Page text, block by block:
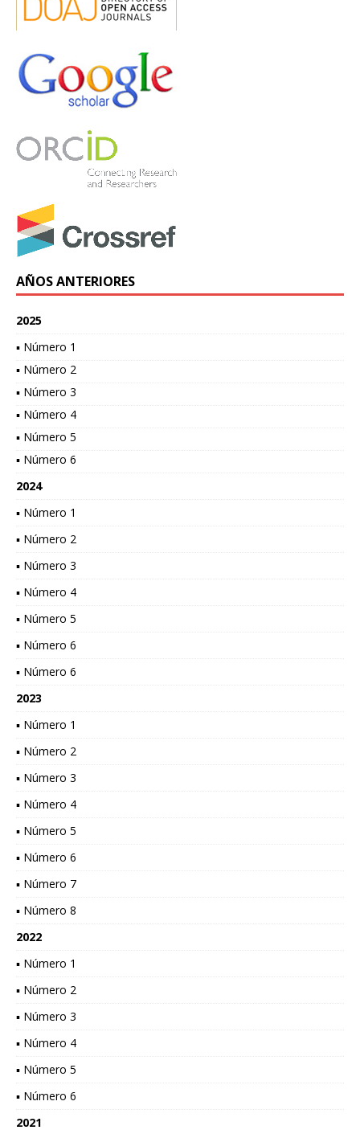
AÑOS ANTERIORES
2025
▪ Número 1
▪ Número 2
▪ Número 3
▪ Número 4
▪ Número 5
▪ Número 6
2024
▪ Número 1
▪ Número 2
▪ Número 3
▪ Número 4
▪ Número 5
▪ Número 6
▪ Número 6
2023
▪ Número 1
▪ Número 2
▪ Número 3
▪ Número 4
▪ Número 5
▪ Número 6
▪ Número 7
▪ Número 8
2022
▪ Número 1
▪ Número 2
▪ Número 3
▪ Número 4
▪ Número 5
▪ Número 6
2021